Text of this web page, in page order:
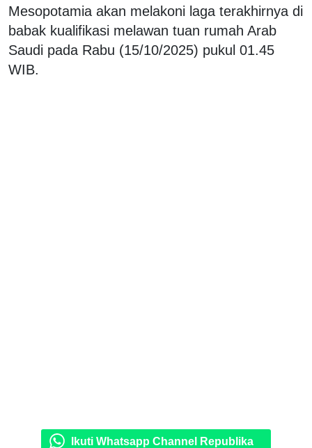
Mesopotamia akan melakoni laga terakhirnya di
babak kualifikasi melawan tuan rumah Arab
Saudi pada Rabu (15/10/2025) pukul 01.45
WIB.
Ikuti Whatsapp Channel Republika